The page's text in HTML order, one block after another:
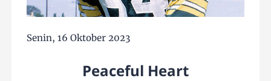
Senin, 16 Oktober 2023
Peaceful Heart